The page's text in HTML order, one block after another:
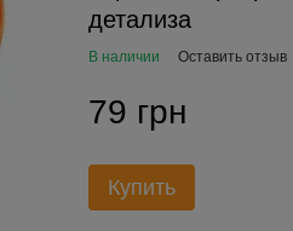
детализа
В наличии Оставить отзыв
79 грн
Купить